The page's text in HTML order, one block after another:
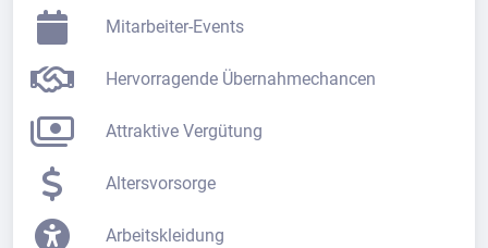
Mitarbeiter-Events
Hervorragende Übernahmechancen
Attraktive Vergütung
Altersvorsorge
Arbeitskleidung